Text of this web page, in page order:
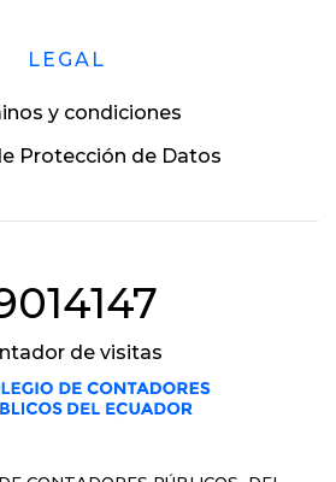
LEGAL
y condiciones
Protección de Datos
de visitas